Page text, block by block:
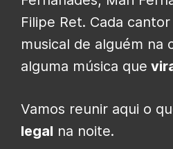
Filipe Ret. Cada
musical de alguém na
alguma música que
Vamos reunir aqui o
legal na noite.